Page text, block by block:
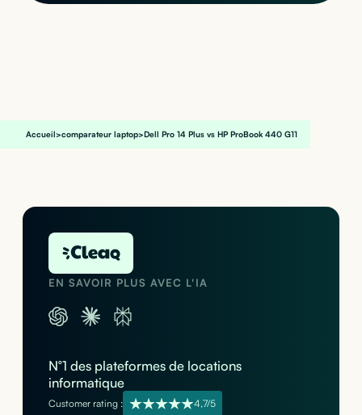
Accueil>comparateur laptop>Dell Pro 14 Plus vs HP ProBook 440 G11
EN SAVOIR PLUS AVEC L'IA
N°1 des plateformes de locations
informatique
Customer rating : 4,7/5